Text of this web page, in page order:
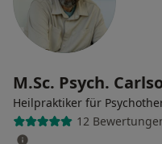
M.Sc. Psych.
Heilpraktiker für
12